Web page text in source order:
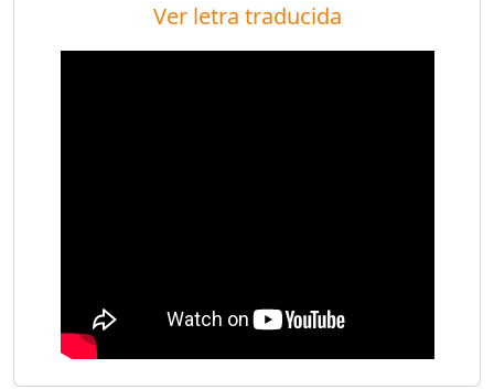
Ver letra traducida